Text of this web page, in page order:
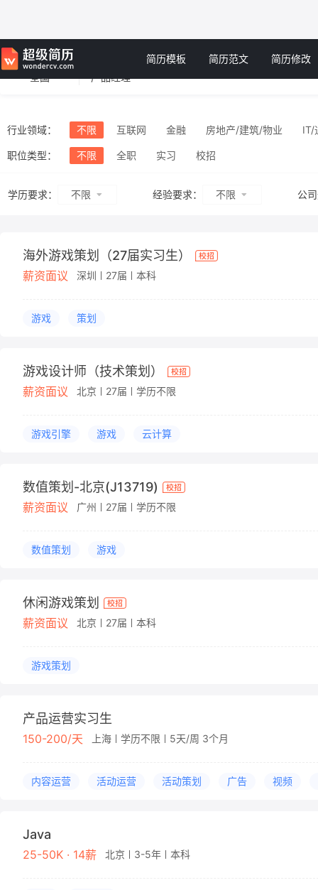
简历模板 简历范文
简历修改
全国
行业领域： 不限 互联网 金融 房地产/建筑/物业
IT/
旅游/酒店/餐饮
工业/机械
职位类型： 不限 全职 实习 校招
学历要求： 不限 经验要求： 不限 公
海外游戏策划（27届实习生）
薪资面议 深圳 27届 本科
游戏 策划
游戏设计师（技术策划）
薪资面议 北京 27届 学历不限
游戏引擎 游戏 云计算
数值策划-北京(J13719)
薪资面议 广州 27届 学历不限
数值策划 游戏
休闲游戏策划
薪资面议 北京 27届 本科
游戏策划
产品运营实习生
150-200/天 上海 学历不限 5天/周 3个月
内容运营 活动运营 活动策划 广告 视频
Java
25-50K · 14薪 北京 3-5年 本科